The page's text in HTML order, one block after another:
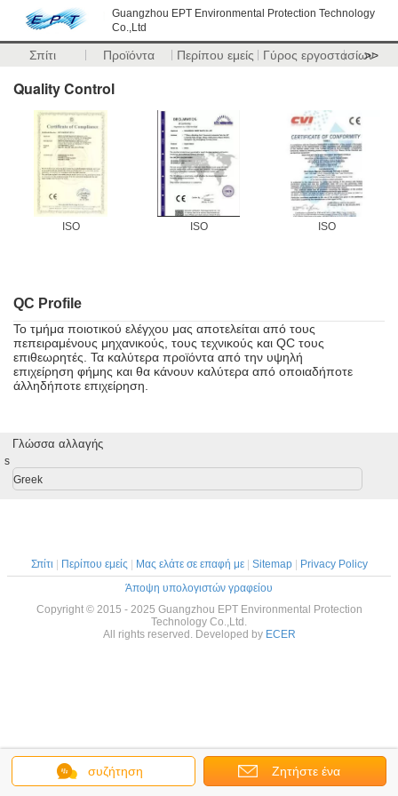
Guangzhou EPT Environmental Protection Technology
Co.,Ltd
Σπίτι Προϊόντα Περίπου εμείς Γύρος εργοστασίων
>>
Quality Control
ISO ISO ISO
QC Profile
Το τμήμα ποιοτικού ελέγχου μας αποτελείται από τους
πεπειραμένους μηχανικούς, τους τεχνικούς και QC τους
επιθεωρητές. Τα καλύτερα προϊόντα από την υψηλή
επιχείρηση φήμης και θα κάνουν καλύτερα από οποιαδήποτε
άλληδήποτε επιχείρηση.
συζήτηση Ζητήστε ένα
Γλώσσα αλλαγής
s
Greek
Σπίτι Περίπου εμείς Μας ελάτε σε επαφή με| Sitemap|
Privacy Policy
Άποψη υπολογιστών γραφείου
Copyright © 2015 - 2025 Guangzhou EPT Environmental Protection
Technology Co.,Ltd.
All rights reserved. Developed by ECER